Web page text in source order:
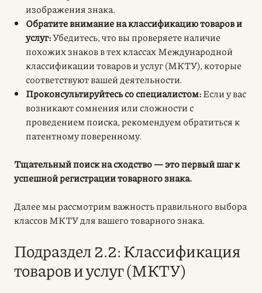
изображения знака.
Обратите внимание на классификацию товаров и
услуг:Убедитесь, что вы проверяете наличие
похожих знаков в тех классах Международной
классификации товаров и услуг (МКТУ), которые
соответствуют вашей деятельности.
Проконсультируйтесь со специалистом:Если у вас
возникают сомнения или сложности с
проведением поиска, рекомендуем обратиться к
патентному поверенному.
Тщательный поиск на сходство — это первый шаг к
успешной регистрации товарного знака.
Далее мы рассмотрим важность правильного выбора
классов МКТУ для вашего товарного знака.
Подраздел 2.2: Классификация
товаров и услуг (МКТУ)